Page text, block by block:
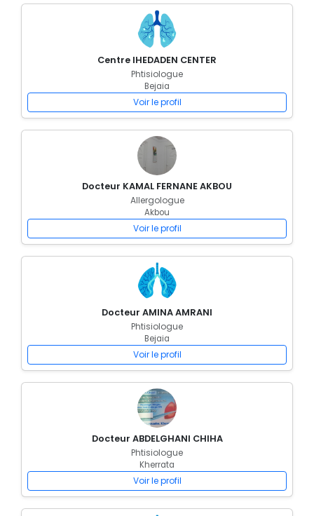
Centre IHEDADEN CENTER
Phtisiologue
Bejaia
Voir le profil
Docteur KAMAL FERNANE AKBOU
Allergologue
Akbou
Voir le profil
Docteur AMINA AMRANI
Phtisiologue
Bejaia
Voir le profil
Docteur ABDELGHANI CHIHA
Phtisiologue
Kherrata
Voir le profil